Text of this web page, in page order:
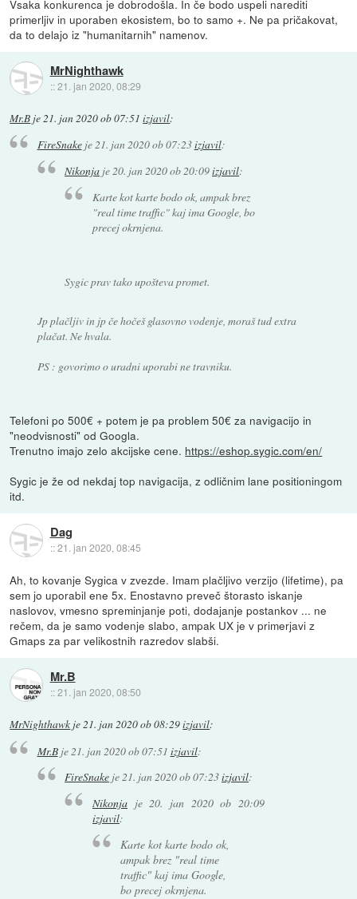
Vsaka konkurenca je dobrodošla. In če bodo uspeli narediti
primerljiv in uporaben ekosistem, bo to samo +. Ne pa pričakovat,
da to delajo iz "humanitarnih" namenov.
MrNighthawk
::21. jan 2020, 08:29
Mr.B je21. jan 2020 ob 07:51 izjavil:
FireSnakeje21. jan 2020 ob 07:23izjavil:
Nikonja je20. jan 2020 ob 20:09izjavil:
Karte kot karte bodo ok, ampak brez
"real time traffic" kaj ima Google, bo
precej okrnjena.
Sygic prav tako upošteva promet.
Jp plačljiv in jp če hočeš glasovno vodenje, moraš tud extra
plačat. Ne hvala.
PS : govorimo o uradni uporabi ne travniku.
Telefoni po 500€ + potem je pa problem 50€ za navigacijo in
"neodvisnosti" od Googla.
Trenutno imajo zelo akcijske cene. https://eshop.sygic.com/en/
Sygic je že od nekdaj top navigacija, z odličnim lane positioningom
itd.
Dag
::21. jan 2020, 08:45
Ah, to kovanje Sygica v zvezde. Imam plačljivo verzijo (lifetime), pa
sem jo uporabil ene 5x. Enostavno preveč štorasto iskanje
naslovov, vmesno spreminjanje poti, dodajanje postankov ... ne
rečem, da je samo vodenje slabo, ampak UX je v primerjavi z
Gmaps za par velikostnih razredov slabši.
Mr.B
::21. jan 2020, 08:50
MrNighthawk je21. jan 2020 ob 08:29izjavil:
Mr.Bje 21. jan 2020 ob 07:51 izjavil:
FireSnake je21. jan 2020 ob 07:23izjavil:
Nikonjaje20. jan 2020 ob 20:09
izjavil:
Karte kot karte bodo ok,
ampak brez "real time
traffic" kaj ima Google,
bo precej okrnjena.